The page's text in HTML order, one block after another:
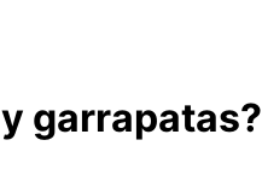
garrapatas?